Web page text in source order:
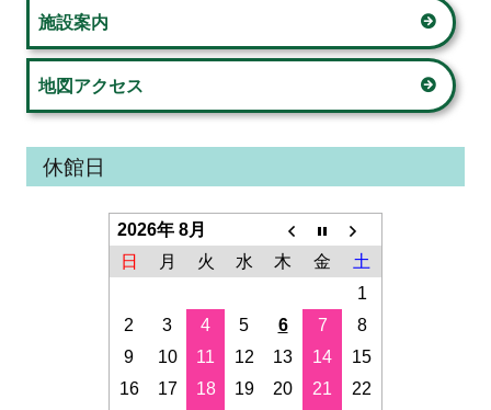
ー
施設案内
地図アクセス
休館日
2026年 8月
日
月 火 水 木 金
土
1
2
3 4 5 6 7
8
9
10 11 12 13 14
15
16
17 18 19 20 21
22